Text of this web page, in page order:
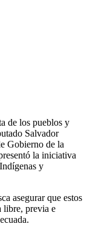
de los pueblos y
Salvador
Gobierno de la
la iniciativa
y
asegurar que estos
libre, previa e